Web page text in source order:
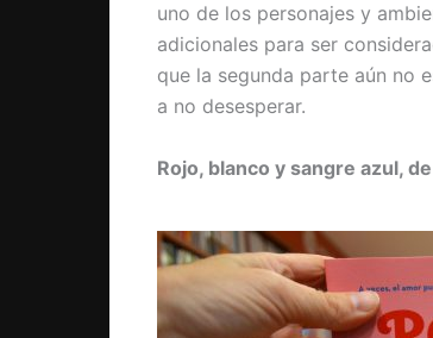
uno de los personajes y
adicionales para ser
que la segunda parte aún no
a no desesperar.
Rojo, blanco y sangre azul,